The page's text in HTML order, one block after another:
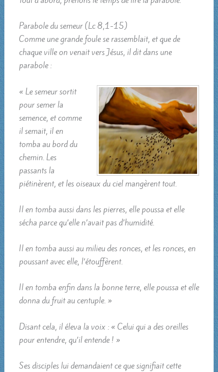
Parabole du semeur (Lc 8,1-15)
Comme une grande foule se rassemblait, et que de
chaque ville on venait vers Jésus, il dit dans une
parabole :
« Le semeur sortit
pour semer la
semence, et comme
il semait, il en
tomba au bord du
chemin. Les
passants la
piétinèrent, et les oiseaux du ciel mangèrent tout.
Il en tomba aussi dans les pierres, elle poussa et elle
sécha parce qu’elle n’avait pas d’humidité.
Il en tomba aussi au milieu des ronces, et les ronces, en
poussant avec elle, l’étouffèrent.
Il en tomba enfin dans la bonne terre, elle poussa et elle
donna du fruit au centuple. »
Disant cela, il éleva la voix : « Celui qui a des oreilles
pour entendre, qu’il entende ! »
Ses disciples lui demandaient ce que signifiait cette